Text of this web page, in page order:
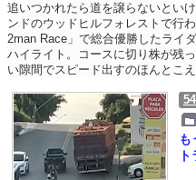
追いつかれたら道を譲らないとい
ンドのウッドヒルフォレストで行
2man Race」で総合優勝したライ
ハイライト。コースに切り株が残
い隙間でスピード出すのほんとこ
54
も